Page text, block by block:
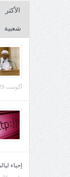
الأكثر
شعبية
آگوست 29, 2025
إحياء